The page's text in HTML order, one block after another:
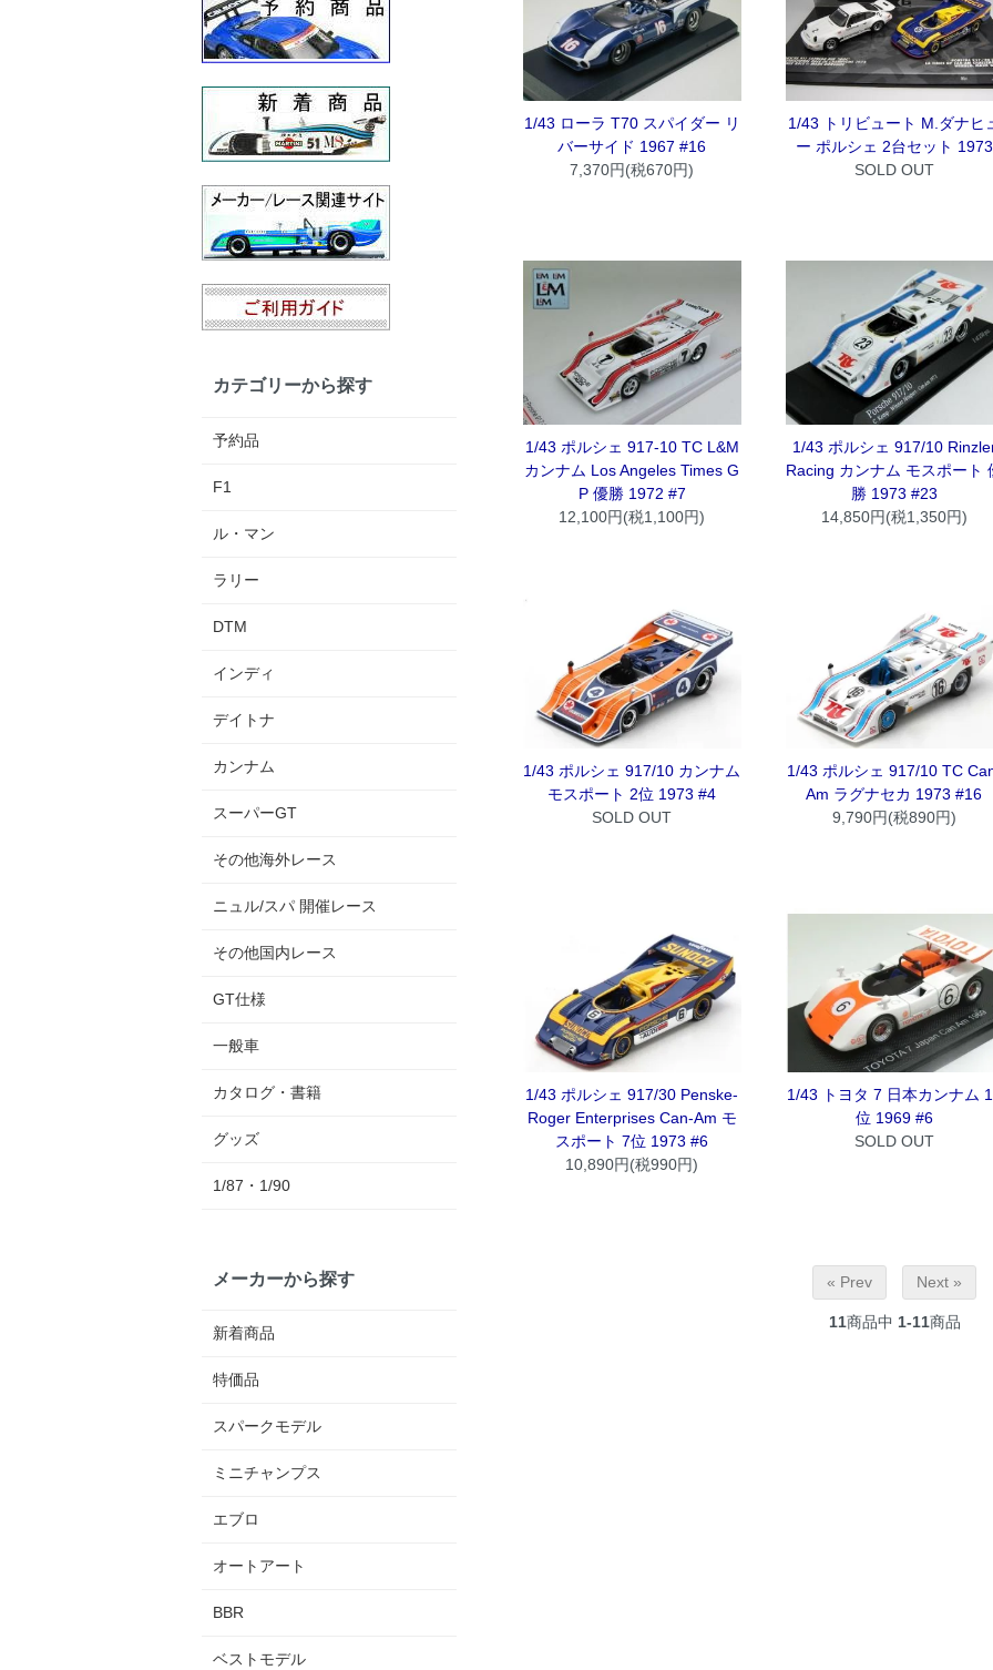
1/43 ローラ T70 スパイダー リ
バーサイド 1967 #16
7,370円(税670円)
1/43 トリビュート M.ダナヒ
ー ポルシェ 2台セット 1973
SOLD OUT
1/43 ポルシェ 917-10 TC L&M
カンナム Los Angeles Times G
P 優勝 1972 #7
12,100円(税1,100円)
1/43 ポルシェ 917/10
Racing カンナム モスポート
勝 1973 #23
14,850円(税1,350円)
1/43 ポルシェ 917/10 カンナム
モスポート 2位 1973 #4
SOLD OUT
1/43 ポルシェ 917/10 TC
Am ラグナセカ 1973 #16
9,790円(税890円)
1/43 ポルシェ 917/30 Penske-
Roger Enterprises Can-Am モ
スポート 7位 1973 #6
10,890円(税990円)
1/43 トヨタ 7 日本カンナム
位 1969 #6
SOLD OUT
« Prev Next »
11商品中 1-11商品
カテゴリーから探す
予約品
F1
ル・マン
ラリー
DTM
インディ
デイトナ
カンナム
スーパーGT
その他海外レース
ニュル/スパ 開催レース
その他国内レース
GT仕様
一般車
カタログ・書籍
グッズ
1/87・1/90
メーカーから探す
新着商品
特価品
スパークモデル
ミニチャンプス
エブロ
オートアート
BBR
ベストモデル